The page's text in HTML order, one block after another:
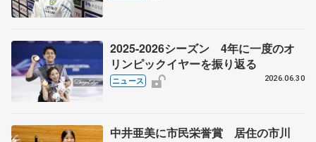
2025-2026シーズン 4年に一度のオ
リンピックイヤーを振り返る
ニュース 2026.06.30
中井亜美に市民栄誉賞 居住の市川